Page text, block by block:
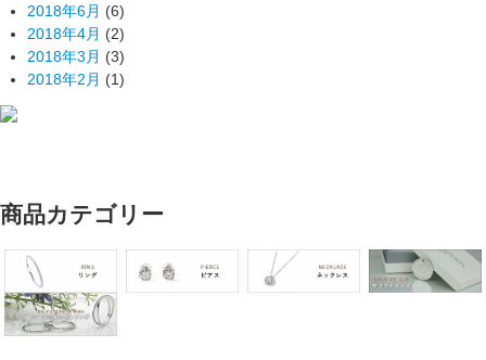
2018年6月 (6)
2018年4月 (2)
2018年3月 (3)
2018年2月 (1)
商品カテゴリー